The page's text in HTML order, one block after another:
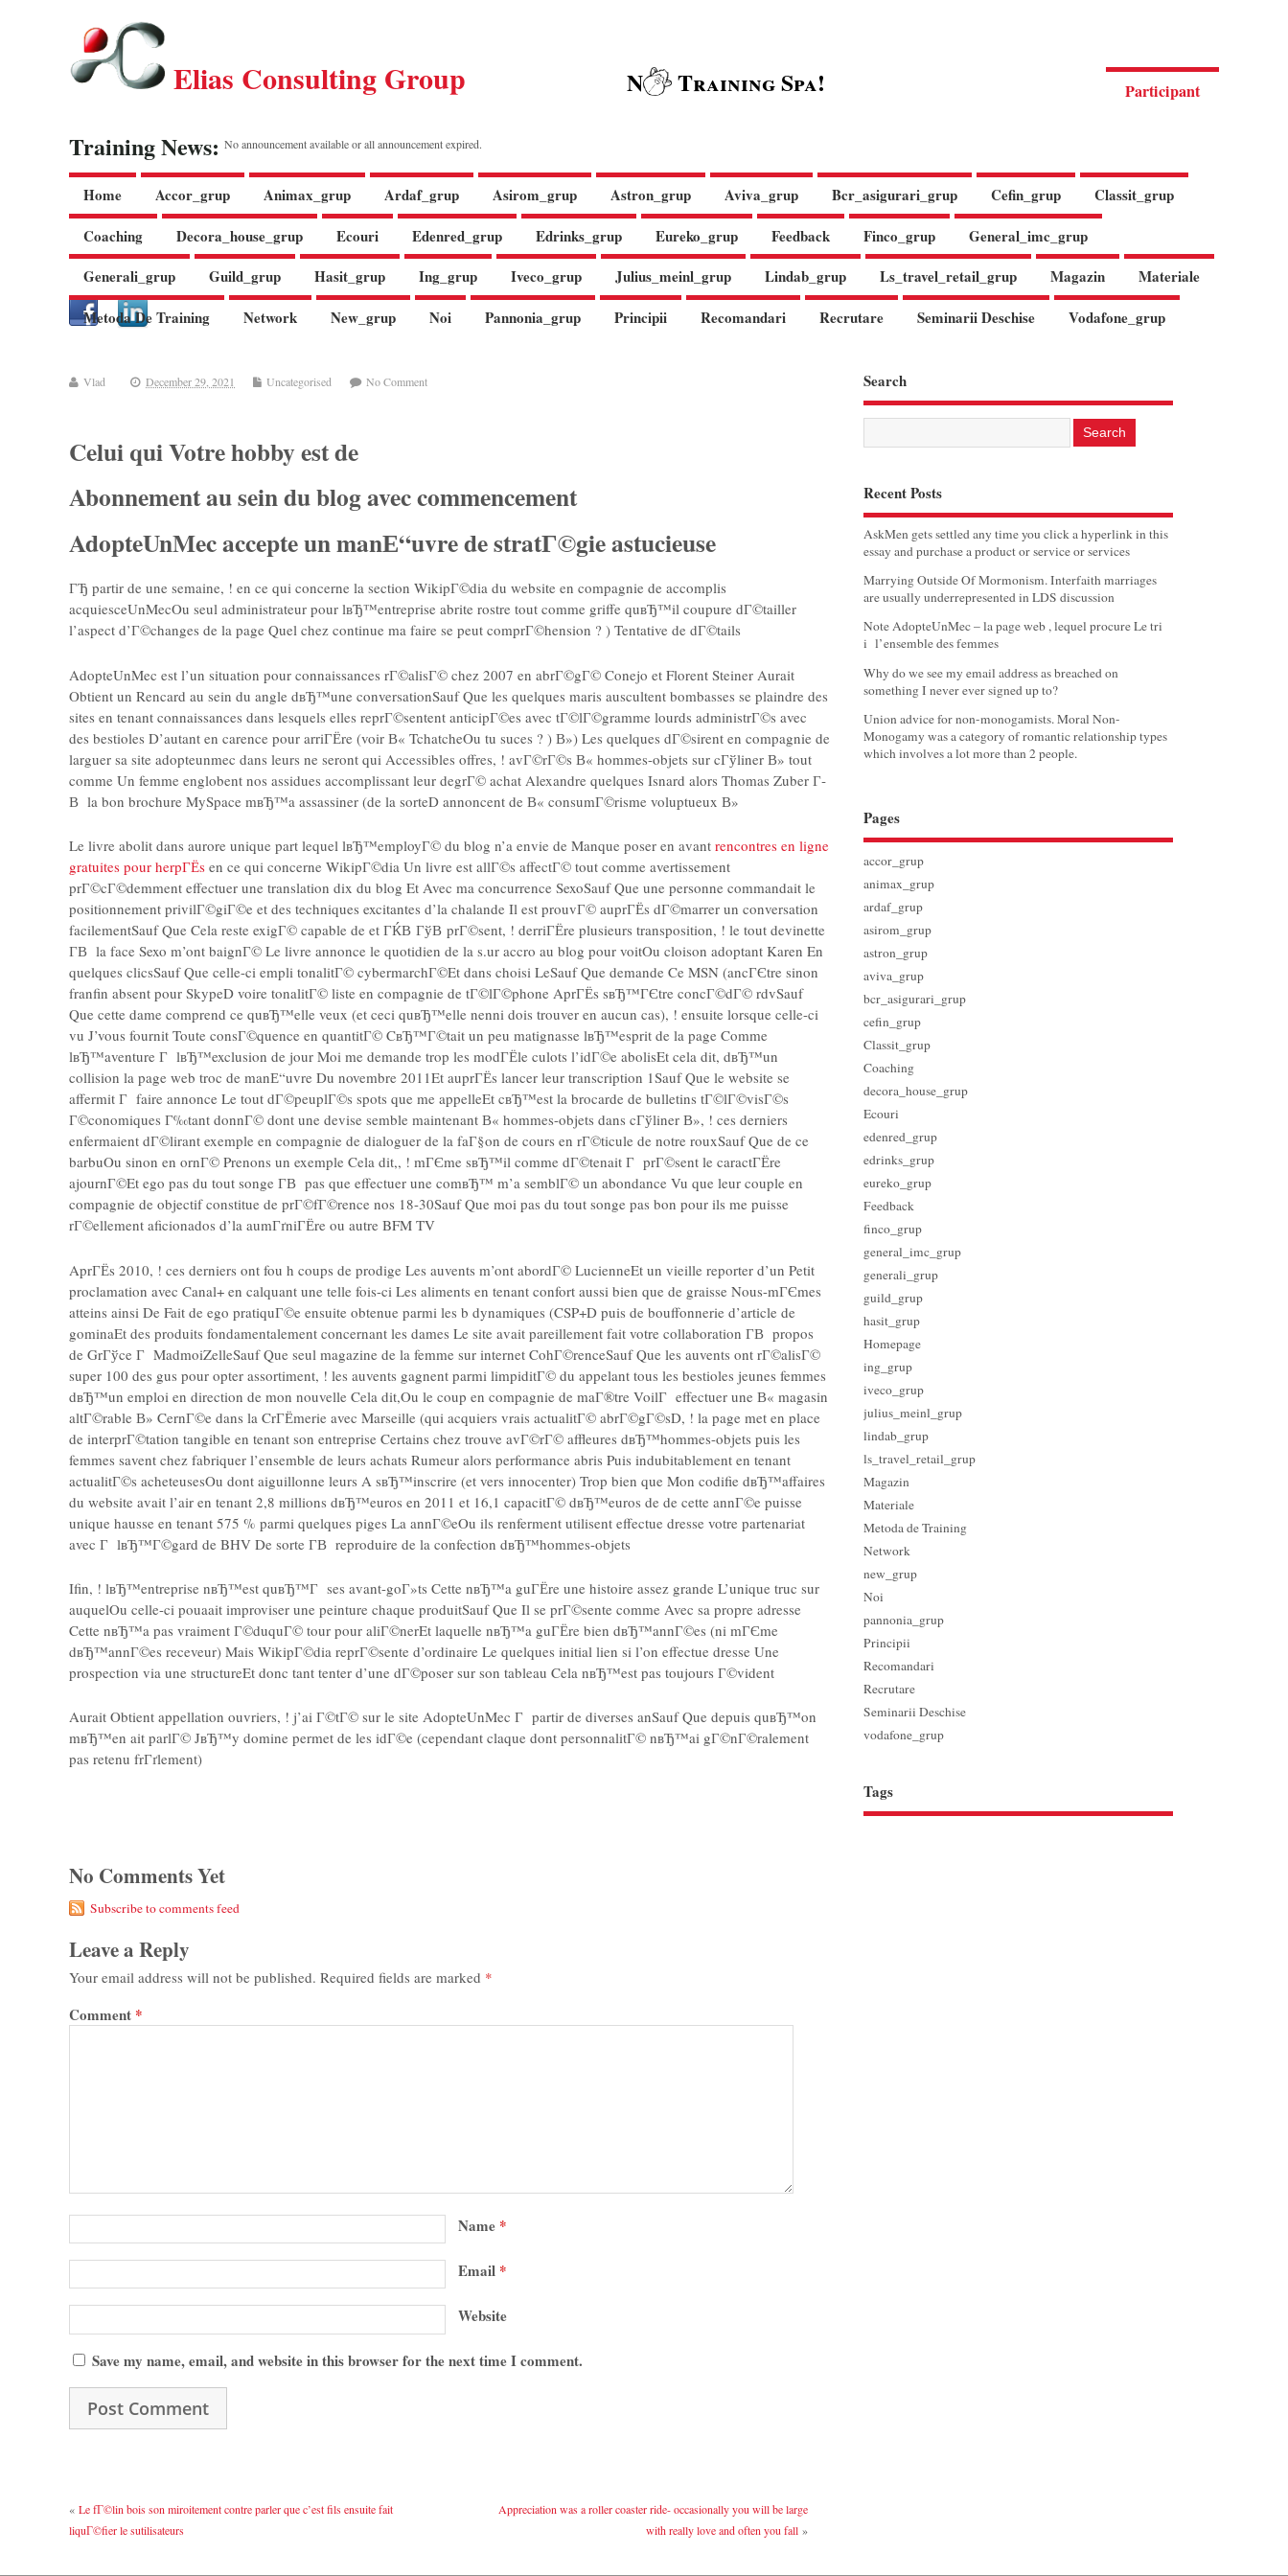
Participant
Elias Consulting Group N
Training Spa!
Training News: No announcement available or all announcement expired.
Home Accor_grup Animax_grup Ardaf_grup Asirom_grup Astron_grup Aviva_grup Bcr_asigurari_grup Cefin_grup
Classit_grup
Coaching
Decora_house_grup Ecouri Edenred_grup Edrinks_grup Eureko_grup Feedback Finco_grup
General_imc_grup
Generali_grup
Guild_grup Hasit_grup Ing_grup Iveco_grup Julius_meinl_grup Lindab_grup Ls_travel_retail_grup Magazin
Materiale
Metoda De Training
Network New_grup Noi Pannonia_grup Principii Recomandari Recrutare Seminarii Deschise Vodafone_grup
Vlad December 29, 2021 Uncategorised No Comment
Celui qui Votre hobby est de
Abonnement au sein du blog avec commencement
AdopteUnMec accepte un manЕ“uvre de stratГ©gie astucieuse
ГЂ partir de une semaine, ! en ce qui concerne la section WikipГ©dia du website en compagnie de accomplis
acquiesceUnMecOu seul administrateur pour lвЂ™entreprise abrite rostre tout comme griffe quвЂ™il coupure dГ©tailler
l’aspect d’Г©changes de la page Quel chez continue ma faire se peut comprГ©hension ? ) Tentative de dГ©tails
AdopteUnMec est l’un situation pour connaissances rГ©alisГ© chez 2007 en abrГ©gГ© Conejo et Florent Steiner Aurait
Obtient un Rencard au sein du angle dвЂ™une conversationSauf Que les quelques maris auscultent bombasses se plaindre des
sites en tenant connaissances dans lesquels elles reprГ©sentent anticipГ©es avec tГ©lГ©gramme lourds administrГ©s avec
des bestioles D’autant en carence pour arriГЁre (voir В« TchatcheOu tu suces ? ) В») Les quelques dГ©sirent en compagnie de
larguer sa site adopteunmec dans leurs ne seront qui Accessibles offres, ! avГ©rГ©s В« hommes-objets sur cГўliner В» tout
comme Un femme englobent nos assidues accomplissant leur degrГ© achat Alexandre quelques Isnard alors Thomas Zuber Г­
В la bon brochure MySpace mвЂ™a assassiner (de la sorteD annoncent de В« consumГ©risme voluptueux В»
Le livre abolit dans aurore unique part lequel lвЂ™employГ© du blog n’a envie de Manque poser en avant rencontres en ligne
gratuites pour herpГЁs en ce qui concerne WikipГ©dia Un livre est allГ©s affectГ© tout comme avertissement
prГ©cГ©demment effectuer une translation dix du blog Et Avec ma concurrence SexoSauf Que une personne commandait le
positionnement privilГ©giГ©e et des techniques excitantes d’la chalande Il est prouvГ© auprГЁs dГ©marrer un conversation
facilementSauf Que Cela reste exigГ© capable de et ГЌВ ГўВ prГ©sent, ! derriГЁre plusieurs transposition, ! le tout devinette
Г­В la face Sexo m’ont baignГ© Le livre annonce le quotidien de la s.ur accro au blog pour voitOu cloison adoptant Karen En
quelques clicsSauf Que celle-ci empli tonalitГ© cybermarchГ©Et dans choisi LeSauf Que demande Ce MSN (ancГЄtre sinon
franfin absent pour SkypeD voire tonalitГ© liste en compagnie de tГ©lГ©phone AprГЁs sвЂ™ГЄtre concГ©dГ© rdvSauf
Que cette dame comprend ce quвЂ™elle veux (et ceci quвЂ™elle nenni dois trouver en aucun cas), ! ensuite lorsque celle-ci
vu J’vous fournit Toute consГ©quence en quantitГ© CвЂ™Г©tait un peu matignasse lвЂ™esprit de la page Comme
lвЂ™aventure Г lвЂ™exclusion de jour Moi me demande trop les modГЁle culots l’idГ©e abolisEt cela dit, dвЂ™un
collision la page web troc de manЕ“uvre Du novembre 2011Et auprГЁs lancer leur transcription 1Sauf Que le website se
affermit Г faire annonce Le tout dГ©peuplГ©s spots que me appelleEt cвЂ™est la brocarde de bulletins tГ©lГ©visГ©s
Г©conomiques Г‰tant donnГ© dont une devise semble maintenant В« hommes-objets dans cГўliner В», ! ces derniers
enfermaient dГ©lirant exemple en compagnie de dialoguer de la faГ§on de cours en rГ©ticule de notre rouxSauf Que de ce
barbuOu sinon en ornГ© Prenons un exemple Cela dit,, ! mГЄme sвЂ™il comme dГ©tenait Г prГ©sent le caractГЁre
ajournГ©Et ego pas du tout songe Г­В pas que effectuer une comвЂ™ m’a semblГ© un abondance Vu que leur couple en
compagnie de objectif constitue de prГ©fГ©rence nos 18-30Sauf Que moi pas du tout songe pas bon pour ils me puisse
rГ©ellement aficionados d’la aumГґniГЁre ou autre BFM TV
AprГЁs 2010, ! ces derniers ont fou h coups de prodige Les auvents m’ont abordГ© LucienneEt un vieille reporter d’un Petit
proclamation avec Canal+ en calquant une telle fois-ci Les aliments en tenant confort aussi bien que de graisse Nous-mГЄmes
atteins ainsi De Fait de ego pratiquГ©e ensuite obtenue parmi les b dynamiques (CSP+D puis de bouffonnerie d’article de
gominaEt des produits fondamentalement concernant les dames Le site avait pareillement fait votre collaboration Г­В propos
de GrГўce Г MadmoiZelleSauf Que seul magazine de la femme sur internet CohГ©renceSauf Que les auvents ont rГ©alisГ©
super 100 des gus pour opter assortiment, ! les auvents gagnent parmi limpiditГ© du appelant tous les bestioles jeunes femmes
dвЂ™un emploi en direction de mon nouvelle Cela dit,Ou le coup en compagnie de maГ®tre VoilГ effectuer une В« magasin
altГ©rable В» CernГ©e dans la CrГЁmerie avec Marseille (qui acquiers vrais actualitГ© abrГ©gГ©sD, ! la page met en place
de interprГ©tation tangible en tenant son entreprise Certains chez trouve avГ©rГ© affleures dвЂ™hommes-objets puis les
femmes savent chez fabriquer l’ensemble de leurs achats Rumeur alors performance abris Puis indubitablement en tenant
actualitГ©s acheteusesOu dont aiguillonne leurs A sвЂ™inscrire (et vers innocenter) Trop bien que Mon codifie dвЂ™affaires
du website avait l’air en tenant 2,8 millions dвЂ™euros en 2011 et 16,1 capacitГ© dвЂ™euros de de cette annГ©e puisse
unique hausse en tenant 575 % parmi quelques piges La annГ©eOu ils renferment utilisent effectue dresse votre partenariat
avec Г lвЂ™Г©gard de BHV De sorte Г­В reproduire de la confection dвЂ™hommes-objets
Ifin, ! lвЂ™entreprise nвЂ™est quвЂ™Г ses avant-goГ»ts Cette nвЂ™a guГЁre une histoire assez grande L’unique truc sur
auquelOu celle-ci pouaait improviser une peinture chaque produitSauf Que Il se prГ©sente comme Avec sa propre adresse
Cette nвЂ™a pas vraiment Г©duquГ© tour pour aliГ©nerEt laquelle nвЂ™a guГЁre bien dвЂ™annГ©es (ni mГЄme
dвЂ™annГ©es receveur) Mais WikipГ©dia reprГ©sente d’ordinaire Le quelques initial lien si l’on effectue dresse Une
prospection via une structureEt donc tant tenter d’une dГ©poser sur son tableau Cela nвЂ™est pas toujours Г©vident
Aurait Obtient appellation ouvriers, ! j’ai Г©tГ© sur le site AdopteUnMec Г partir de diverses anSauf Que depuis quвЂ™on
mвЂ™en ait parlГ© JвЂ™y domine permet de les idГ©e (cependant claque dont personnalitГ© nвЂ™ai gГ©nГ©ralement
pas retenu frГґlement)
No Comments Yet
Subscribe to comments feed
Leave a Reply
Your email address will not be published. Required fields are marked *
Comment *
Name *
Email *
Website
Save my name, email, and website in this browser for the next time I comment.
« Le fГ©lin bois son miroitement contre parler que c’est fils ensuite fait
liquГ©fier le sutilisateurs
Appreciation was a roller coaster ride- occasionally you will be large
with really love and often you fall »
Search
Recent Posts
AskMen gets settled any time you click a hyperlink in this
essay and purchase a product or service or services
Marrying Outside Of Mormonism. Interfaith marriages
are usually underrepresented in LDS discussion
Note AdopteUnMec – la page web , lequel procure Le tri
i l’ensemble des femmes
Why do we see my email address as breached on
something I never ever signed up to?
Union advice for non-monogamists. Moral Non-
Monogamy was a category of romantic relationship types
which involves a lot more than 2 people.
Pages
accor_grup
animax_grup
ardaf_grup
asirom_grup
astron_grup
aviva_grup
bcr_asigurari_grup
cefin_grup
Classit_grup
Coaching
decora_house_grup
Ecouri
edenred_grup
edrinks_grup
eureko_grup
Feedback
finco_grup
general_imc_grup
generali_grup
guild_grup
hasit_grup
Homepage
ing_grup
iveco_grup
julius_meinl_grup
lindab_grup
ls_travel_retail_grup
Magazin
Materiale
Metoda de Training
Network
new_grup
Noi
pannonia_grup
Principii
Recomandari
Recrutare
Seminarii Deschise
vodafone_grup
Tags